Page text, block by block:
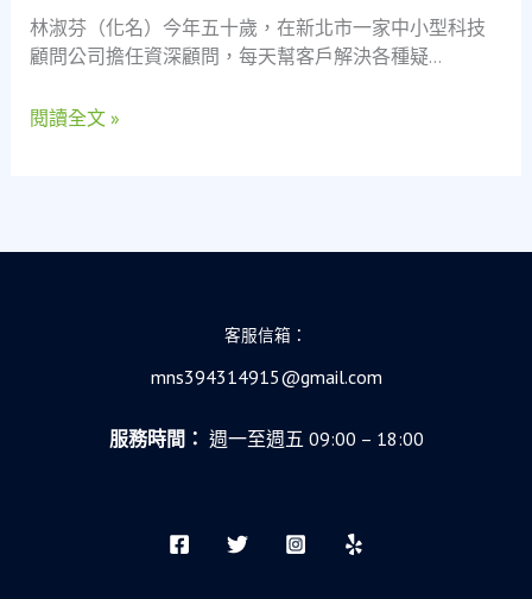
韌
性
林淑芬（化名）今年五十歲，在新北市一家中小型科技
顧問公司擔任資深顧問，每天幫客戶解決各種疑…
50
歲
顧
重
閱讀全文 »
客服信箱：
mns394314915@gmail.com
服務時間： 週一至週五 09:00 – 18:00